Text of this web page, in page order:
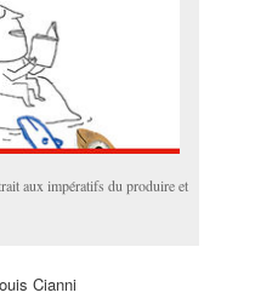
aux impératifs du produire et
Cianni